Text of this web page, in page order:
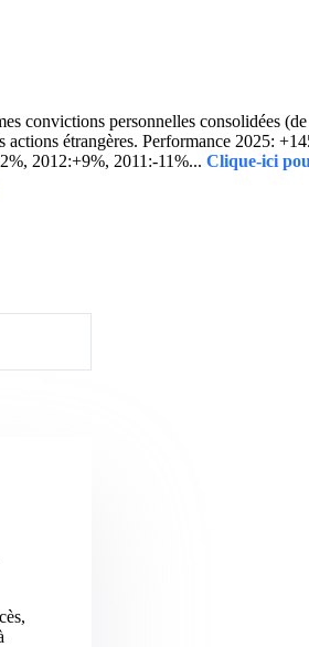
convictions personnelles consolidées
étrangères. Performance 2025:
2012:+9%, 2011:-11%... Clique-ici